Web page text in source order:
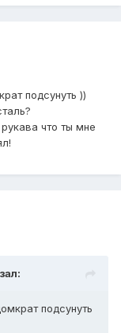
подсунуть ))
что ты мне
подсунуть